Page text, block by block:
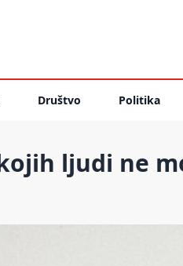
Društvo Politika
ljudi ne